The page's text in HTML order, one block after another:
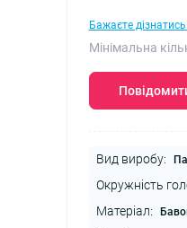
Бажаєте
Мінімальна
Вид виробу:
Окружність
Матеріал: